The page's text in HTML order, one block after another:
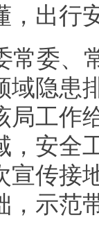
，出行
常委、
域隐患
局工作
，安全
宣传接
，示范